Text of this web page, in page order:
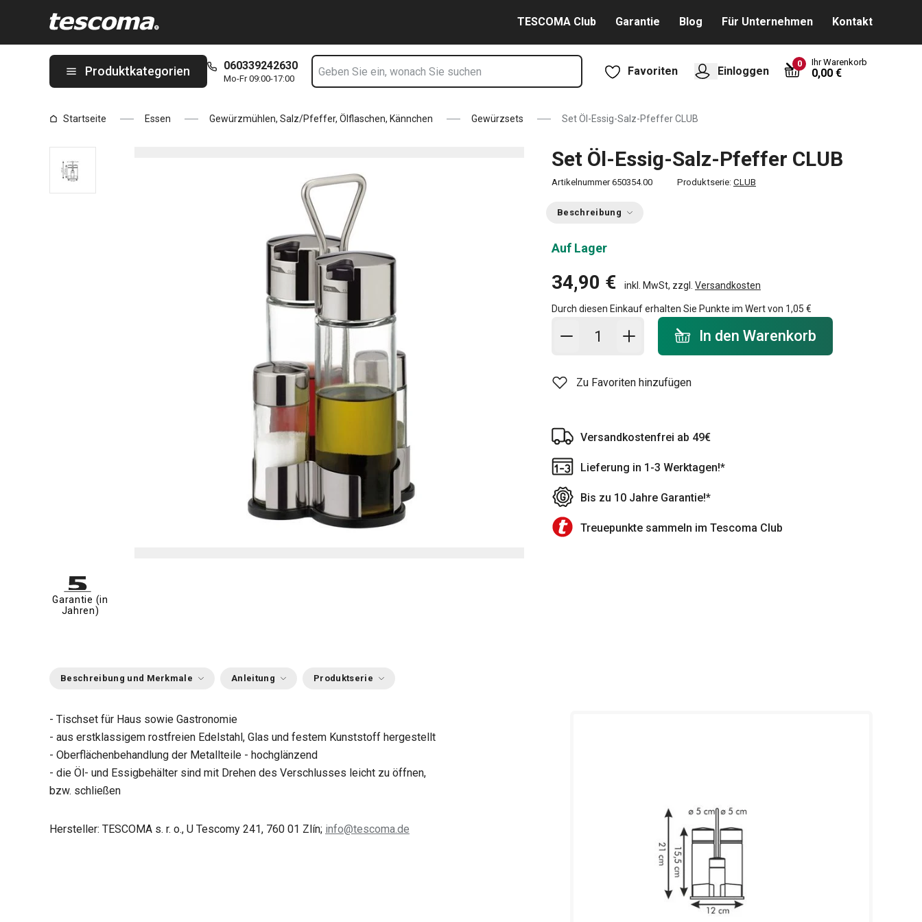
TESCOMA Club Garantie Blog Für Unternehmen Kontakt
Produktkategorien 060339242630
Mo-Fr 09:00-17:00
Favoriten Einloggen
0 Ihr Warenkorb
0,00 €
Startseite Essen Gewürzmühlen, Salz/Pfeffer, Ölflaschen, Kännchen Gewürzsets Set Öl-Essig-Salz-Pfeffer CLUB
Set Öl-Essig-Salz-Pfeffer CLUB
Artikelnummer 650354.00 Produktserie: CLUB
Beschreibung
Auf Lager
34,90 € inkl. MwSt, zzgl. Versandkosten
Durch diesen Einkauf erhalten Sie Punkte im Wert von 1,05 €
In den Warenkorb - Menge
In den Warenkorb
Zu Favoriten hinzufügen
Versandkostenfrei ab 49€
Lieferung in 1-3 Werktagen!*
Bis zu 10 Jahre Garantie!*
Treuepunkte sammeln im Tescoma Club
Garantie (in
Jahren)
Beschreibung und Merkmale Anleitung Produktserie
- Tischset für Haus sowie Gastronomie
- aus erstklassigem rostfreien Edelstahl, Glas und festem Kunststoff hergestellt
- Oberflächenbehandlung der Metallteile - hochglänzend
- die Öl- und Essigbehälter sind mit Drehen des Verschlusses leicht zu öffnen,
bzw. schließen
Hersteller: TESCOMA s. r. o., U Tescomy 241, 760 01 Zlín; info@tescoma.de